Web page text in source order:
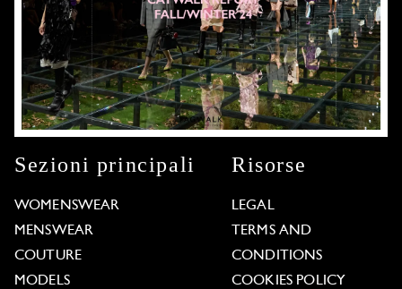
Sezioni principali
WOMENSWEAR
MENSWEAR
COUTURE
MODELS
Risorse
LEGAL
TERMS AND
CONDITIONS
COOKIES POLICY